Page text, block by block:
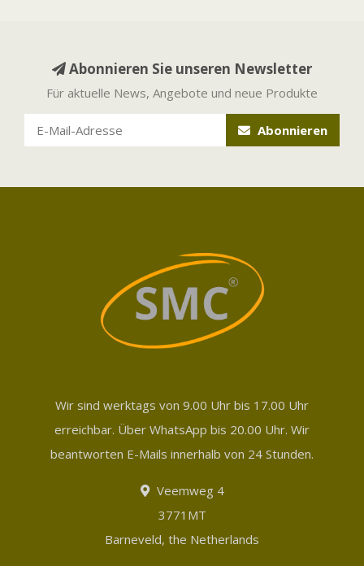
Abonnieren Sie unseren Newsletter
Für aktuelle News, Angebote und neue Produkte
Abonnieren
Wir sind werktags von 9.00 Uhr bis 17.00 Uhr
erreichbar. Über WhatsApp bis 20.00 Uhr. Wir
beantworten E-Mails innerhalb von 24 Stunden.
Veemweg 4
3771MT
Barneveld, the Netherlands